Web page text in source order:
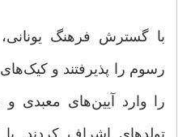
با گسترش فرهنگ
رسوم را پذیرفتند و
را وارد آیین‌های
تولدهای اشراف کردند.